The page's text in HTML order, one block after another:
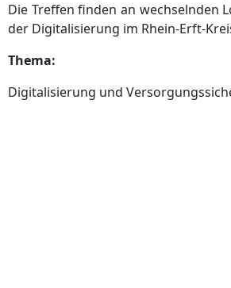
Die Treffen finden an wechselnden
der Digitalisierung im Rhein-Erft-
Thema:
Digitalisierung und